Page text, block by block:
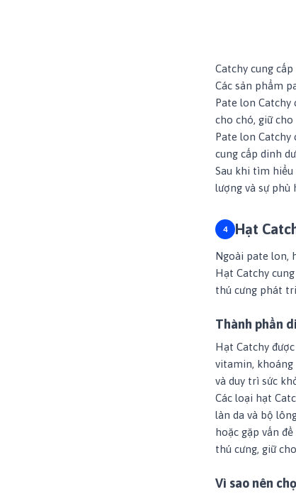
Catchy cung
Các sản phẩm
Pate lon Catchy
cho chó, giữ
Pate lon Catchy
cung cấp dinh
Sau khi tìm hiểu
lượng và sự phù
Hạt
Ngoài pate lon,
Hạt Catchy
thú cưng phát
Thành phần
Hạt Catchy
vitamin, khoáng
và duy trì sức
Các loại hạt
làn da và bộ
hoặc gặp vấn
thú cưng, giữ
Vì sao nên